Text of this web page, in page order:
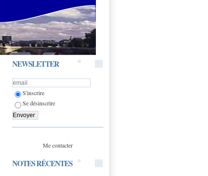
NEWSLETTER
S'inscrire
Se désinscrire
Me contacter
NOTES RÉCENTES